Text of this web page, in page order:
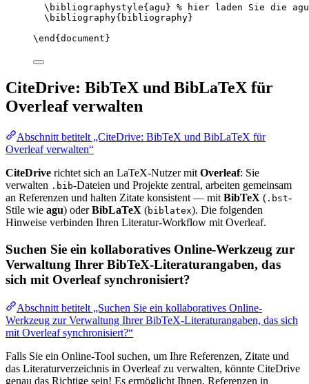
\bibliographystyle{agu} % hier laden Sie die
\bibliography{bibliography}
\end { document }
CiteDrive: BibTeX und BibLaTeX für
Overleaf verwalten
Abschnitt betitelt „CiteDrive: BibTeX und BibLaTeX für
Overleaf verwalten“
CiteDrive richtet sich an LaTeX-Nutzer mit Overleaf: Sie
verwalten .bib-Dateien und Projekte zentral, arbeiten gemeinsam
an Referenzen und halten Zitate konsistent — mit BibTeX ( .bst-
Stile wie agu) oderBibLaTeX (biblatex). Die folgenden
Hinweise verbinden Ihren Literatur-Workflow mit Overleaf.
Suchen Sie ein kollaboratives Online-Werkzeug zur
Verwaltung Ihrer BibTeX-Literaturangaben, das
sich mit Overleaf synchronisiert?
Abschnitt betitelt „Suchen Sie ein kollaboratives Online-
Werkzeug zur Verwaltung Ihrer BibTeX-Literaturangaben, das sich
mit Overleaf synchronisiert?“
Falls Sie ein Online-Tool suchen, um Ihre Referenzen, Zitate und
das Literaturverzeichnis in Overleaf zu verwalten, könnte CiteDrive
genau das Richtige sein! Es ermöglicht Ihnen, Referenzen in